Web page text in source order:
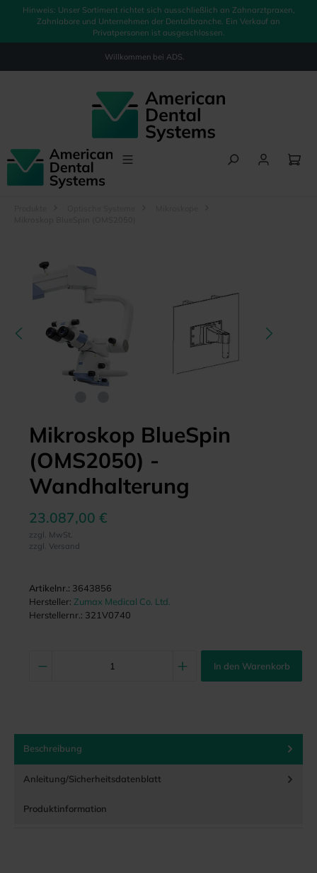
springen
Hinweis: Unser Sortiment richtet sich ausschließlich an Zahnarztpraxen,
Zahnlabore und Unternehmen der Dentalbranche. Ein Verkauf an
Privatpersonen ist ausgeschlossen.
Willkommen bei ADS.
Bildergalerie überspringen
Mikroskop BlueSpin
(OMS2050) -
Wandhalterung
23.087,00 €
zzgl. MwSt.
zzgl. Versand
Artikelnr.: 3643856
Hersteller: Zumax Medical Co. Ltd.
Herstellernr.: 321V0740
In den Warenkorb
Beschreibung
Anleitung/Sicherheitsdatenblatt
Produktinformation